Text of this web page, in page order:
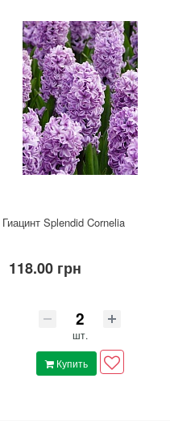
Гиацинт Splendid Cornelia
118.00 грн
шт.
Купить